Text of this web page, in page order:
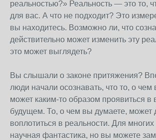
реальностью?» Реальность — это то,
для вас. А что не подходит? Это
вы находитесь. Возможно ли, что
действительно может изменить эту
это может выглядеть?
Вы слышали о законе притяжения?
люди начали осознавать, что то, о чем
может каким-то образом проявиться в
будущем. То, о чем вы думаете, может
воплотиться в реальности. Для многих
научная фантастика, но вы можете